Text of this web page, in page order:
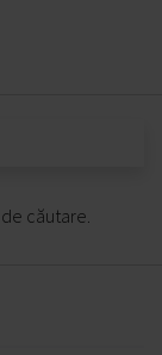
căutare.